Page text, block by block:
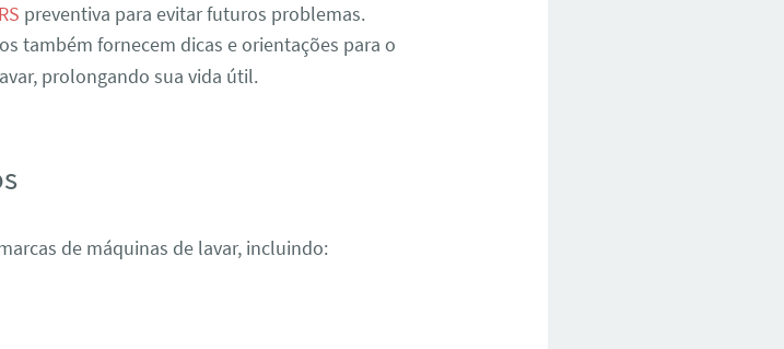
preventiva para evitar futuros problemas.
também fornecem dicas e orientações para o
prolongando sua vida útil.
de máquinas de lavar, incluindo: